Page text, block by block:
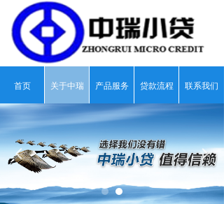
首页 关于中瑞 产品服务 贷款流程 联系我们
넳 넲